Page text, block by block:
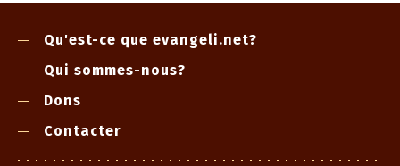
Qu'est-ce que evangeli.net?
Qui sommes-nous?
Dons
Contacter